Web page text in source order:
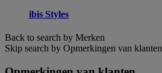
ibis Styles
Back to search by Merken
Skip search by Opmerkingen van klanten